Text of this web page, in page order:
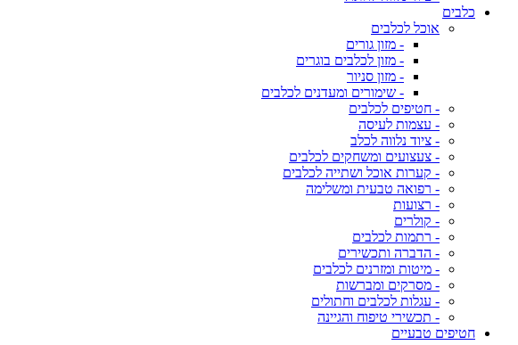
כלבים
אוכל לכלבים
- מזון גורים
- מזון לכלבים בוגרים
- מזון סניור
- שימורים ומעדנים לכלבים
- חטיפים לכלבים
- עצמות לעיסה
- ציוד נלווה לכלב
- צעצועים ומשחקים לכלבים
- קערות אוכל ושתייה לכלבים
- רפואה טבעית ומשלימה
- רצועות
- קולרים
- רתמות לכלבים
- הדברה ותכשירים
- מיטות ומזרנים לכלבים
- מסרקים ומברשות
- עגלות לכלבים וחתולים
- תכשירי טיפוח והגיינה
חטיפים טבעיים